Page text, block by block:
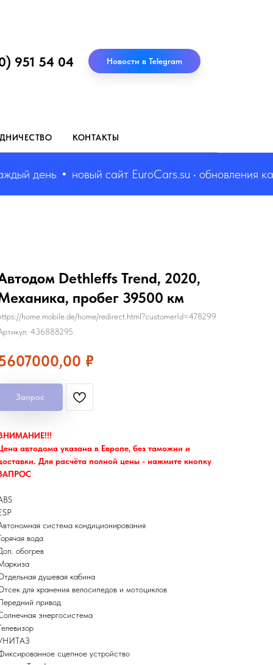
951 54 04 Новости в Telegram
КОНТАКТЫ
день новый сайт EuroCars.su • обновления
Dethleffs Trend, 2020,
пробег 39500 км
home.mobile.de/home/redirect.html?customerId=478299
436888295
₽
Запрос
автодома указана в Европе, без таможни и
Для расчёта полной цены - нажмите кнопку
система кондиционирования
вода
обогрев
душевая кабина
для хранения велосипедов и мотоциклов
привод
энергосистема
сцепное устройство